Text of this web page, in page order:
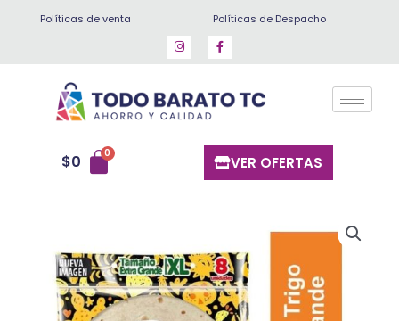
Políticas de venta Políticas de Despacho
$0 VER OFERTAS